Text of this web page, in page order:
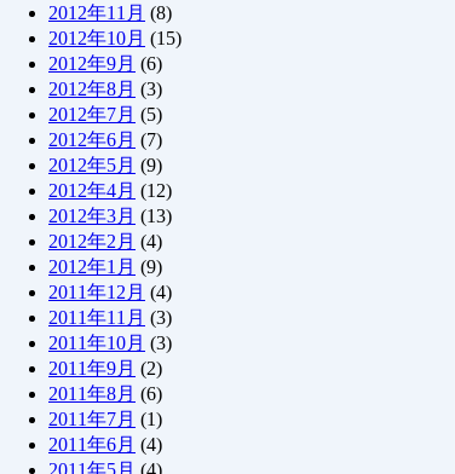
2012年11月 (8)
2012年10月 (15)
2012年9月 (6)
2012年8月 (3)
2012年7月 (5)
2012年6月 (7)
2012年5月 (9)
2012年4月 (12)
2012年3月 (13)
2012年2月 (4)
2012年1月 (9)
2011年12月 (4)
2011年11月 (3)
2011年10月 (3)
2011年9月 (2)
2011年8月 (6)
2011年7月 (1)
2011年6月 (4)
2011年5月 (4)